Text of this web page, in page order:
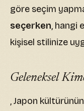
göre seçim
seçerken, hangi
kişisel stilinize
Geleneksel
, Japon